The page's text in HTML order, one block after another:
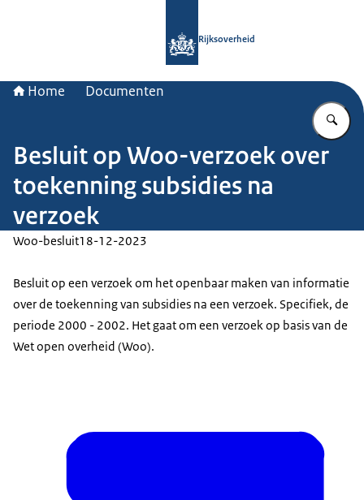
Rijksoverheid
Home Documenten
Besluit op Woo-verzoek over
toekenning subsidies na
verzoek
Woo-besluit18-12-2023
Besluit op een verzoek om het openbaar maken van informatie
over de toekenning van subsidies na een verzoek. Specifiek, de
periode 2000 - 2002. Het gaat om een verzoek op basis van de
Wet open overheid (Woo).